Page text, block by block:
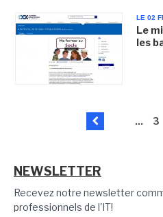
LE 02
Le
les
... 3
NEWSLETTER
Recevez notre newsletter
professionnels de l'IT!